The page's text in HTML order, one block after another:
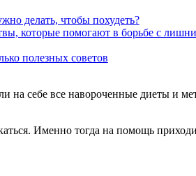
делать, чтобы похудеть?
которые помогают в борьбе с
полезных советов
на себе все навороченные диеты и
Именно тогда на помощь